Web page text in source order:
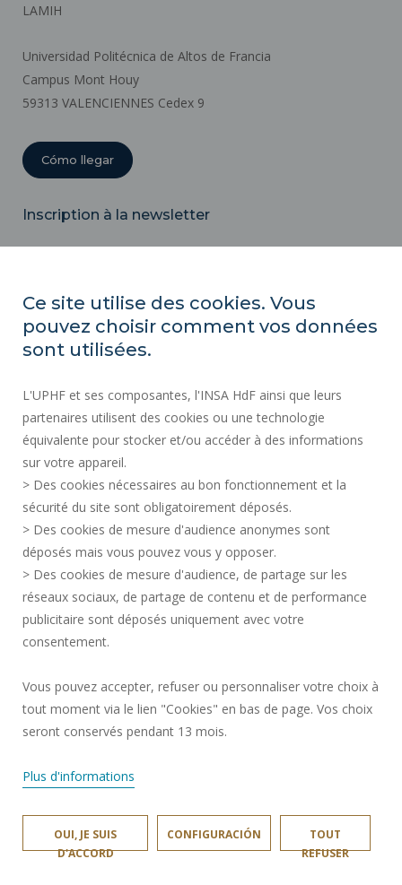
LAMIH
Universidad Politécnica de Altos de Francia
Campus Mont Houy
59313 VALENCIENNES Cedex 9
Cómo llegar
Inscription à la newsletter
ACTOS REGLAMENTARIOS
CONTRATACIÓN PÚBLICA
INFORMACIÓN LEGAL
SALA DE PRENSA
CONTRATACIÓN
MAPA DEL SITIO
DATOS PERSONALES
ACCESIBILIDAD
GESTIÓN DE COOKIES
¡Únete a nosotros!
Ce site utilise des cookies. Vous
pouvez choisir comment vos données
sont utilisées.
L'UPHF et ses composantes, l'INSA HdF ainsi que leurs
partenaires utilisent des cookies ou une technologie
équivalente pour stocker et/ou accéder à des informations
sur votre appareil.
> Des cookies nécessaires au bon fonctionnement et la
sécurité du site sont obligatoirement déposés.
> Des cookies de mesure d'audience anonymes sont
déposés mais vous pouvez vous y opposer.
> Des cookies de mesure d'audience, de partage sur les
réseaux sociaux, de partage de contenu et de performance
publicitaire sont déposés uniquement avec votre
consentement.
Vous pouvez accepter, refuser ou personnaliser votre choix à
tout moment via le lien "Cookies" en bas de page. Vos choix
seront conservés pendant 13 mois.
Plus d'informations
OUI, JE SUIS
D'ACCORD
CONFIGURACIÓN
TOUT
REFUSER